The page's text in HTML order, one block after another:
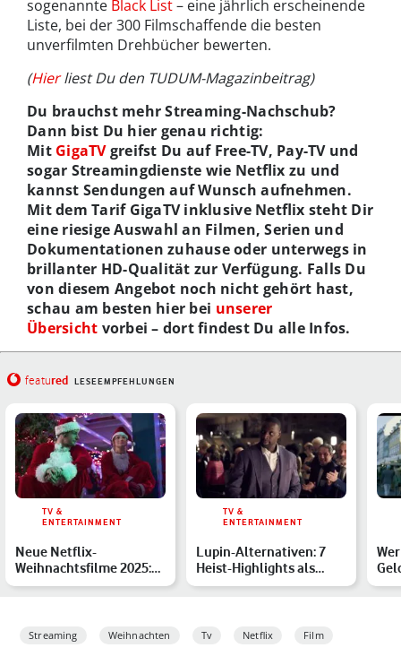
sogenannte Black List– eine jährlich erscheinende
Liste, bei der 300 Filmschaffende die besten
unverfilmten Drehbücher bewerten.
(Hierliest Du den TUDUM-Magazinbeitrag)
Du brauchst mehr Streaming-Nachschub?
Dann bist Du hier genau richtig:
Mit GigaTVgreifst Du auf Free-TV, Pay-TV und
sogar Streamingdienste wie Netflix zu und
kannst Sendungen auf Wunsch aufnehmen.
Mit dem Tarif GigaTV inklusive Netflix steht Dir
eine riesige Auswahl an Filmen, Serien und
Dokumentationen zuhause oder unterwegs in
brillanter HD-Qualität zur Verfügung. Falls Du
von diesem Angebot noch nicht gehört hast,
schau am besten hier bei unserer
Übersicht vorbei – dort findest Du alle Infos.
featured LESEEMPFEHLUNGEN
TV &
ENTERTAINMENT
Neue Netflix-
Weihnachtsfilme 2025:
Diese Geschichten
TV &
ENTERTAINMENT
Lupin-Alternativen: 7
Heist-Highlights als
Dessert zur Erfolgsser…
Streaming Weihnachten Tv Netflix Film